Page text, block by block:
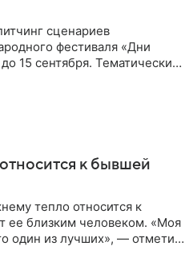
сценариев
фестиваля «Дни
15 сентября. Тематически
к бывшей
тепло относится к
ее близким человеком. «Моя
один из лучших», — отметил